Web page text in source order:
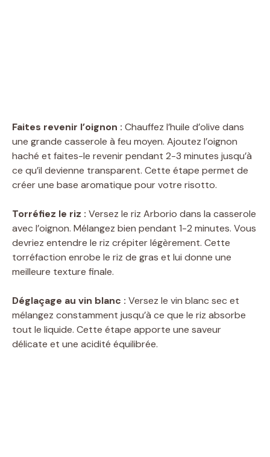
Faites revenir l’oignon : Chauffez l’huile d’olive dans
une grande casserole à feu moyen. Ajoutez l’oignon
haché et faites-le revenir pendant 2-3 minutes jusqu’à
ce qu’il devienne transparent. Cette étape permet de
créer une base aromatique pour votre risotto.
Torréfiez le riz : Versez le riz Arborio dans la casserole
avec l’oignon. Mélangez bien pendant 1-2 minutes. Vous
devriez entendre le riz crépiter légèrement. Cette
torréfaction enrobe le riz de gras et lui donne une
meilleure texture finale.
Déglaçage au vin blanc : Versez le vin blanc sec et
mélangez constamment jusqu’à ce que le riz absorbe
tout le liquide. Cette étape apporte une saveur
délicate et une acidité équilibrée.